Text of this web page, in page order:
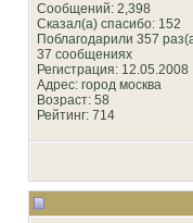
Сообщений: 2,398
Сказал(а) спасибо: 152
Поблагодарили 357
37 сообщениях
Регистрация: 12.05.2008
Адрес: город москва
Возраст: 58
Рейтинг: 714